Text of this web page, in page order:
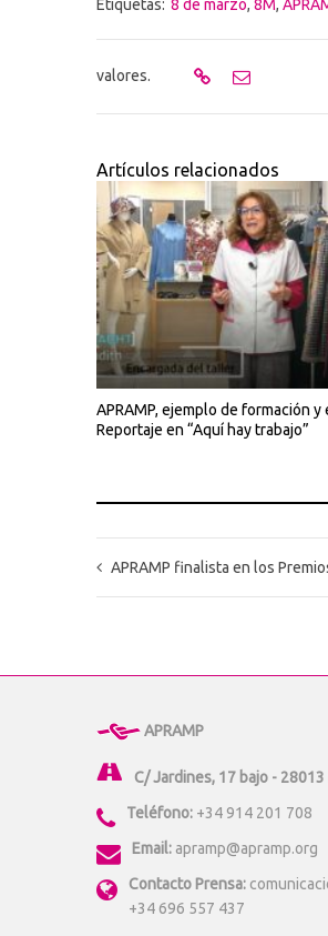
Etiquetas: 8 de marzo, 8M,
valores.
Artículos relacionados
APRAMP, ejemplo de formación y
Reportaje en “Aquí hay trabajo”
APRAMP finalista en los
APRAMP
C/ Jardines, 17 bajo - 28013
Teléfono: +34 914 201 708
Email: apramp@apramp.org
Contacto Prensa:
+34 696 557 437